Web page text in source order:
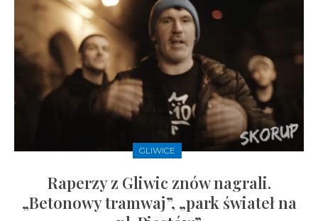
GLIWICE
Raperzy z Gliwic znów nagrali.
„Betonowy tramwaj”, „park świateł na